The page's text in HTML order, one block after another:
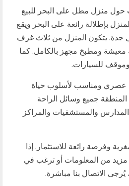
حول منزل مطل على البحر للبيع
بإطلالة رائعة على البحر ويقع
جدة. يتكون المنزل من ثلاث غرف
ومطبخ مجهز بالكامل. كما
للسيارات.
عصري ومناسب لأسلوب حياة
المنطقة جميع وسائل الراحة
والمستشفيات والمراكز
وفرصة رائعة للاستثمار. إذا
من المعلومات أو ترغب في
الاتصال بنا مباشرة.